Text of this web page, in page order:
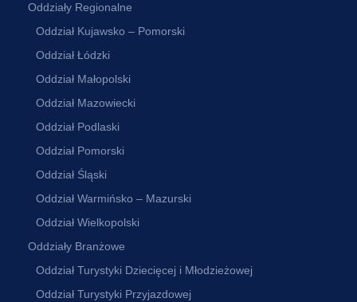
Oddziały Regionalne
Oddział Kujawsko – Pomorski
Oddział Łódzki
Oddział Małopolski
Oddział Mazowiecki
Oddział Podlaski
Oddział Pomorski
Oddział Śląski
Oddział Warmińsko – Mazurski
Oddział Wielkopolski
Oddziały Branżowe
Oddział Turystyki Dziecięcej i Młodzieżowej
Oddział Turystyki Przyjazdowej